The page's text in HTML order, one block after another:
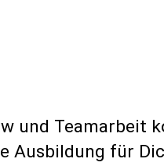
und Teamarbeit
Ausbildung für